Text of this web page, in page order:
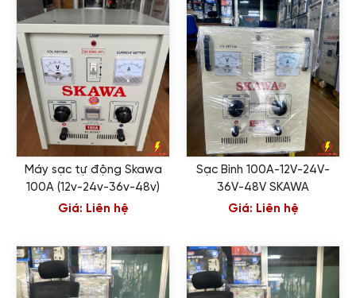
Máy sạc tự động Skawa
100A (12v-24v-36v-48v)
Giá: Liên hệ
Sạc Bình 100A-12V-24V-
36V-48V SKAWA
Giá: Liên hệ